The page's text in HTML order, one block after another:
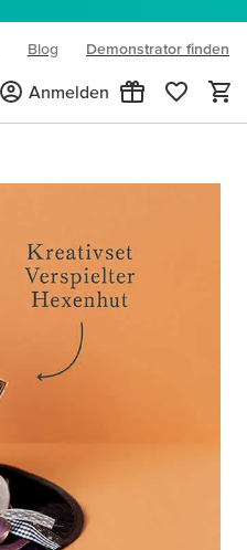
Blog
(opens in new tab)
Demonstrator finden
Anmelden